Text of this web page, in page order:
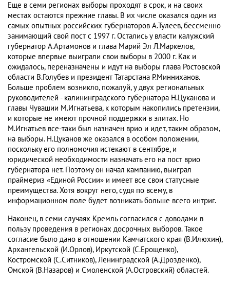
Еще в семи регионах выборы проходят в срок, и на своих
местах остаются прежние главы. В их числе оказался один из
самых опытных российских губернаторов А.Тулеев, бессменно
занимающий свой пост с 1997 г. Остались у власти калужский
губернатор А.Артамонов и глава Марий Эл Л.Маркелов,
которые впервые выиграли свои выборы в 2000 г. Как и
ожидалось, переназначены и идут на выборы глава Ростовской
области В.Голубев и президент Татарстана Р.Минниханов.
Больше проблем возникло, пожалуй, у двух региональных
руководителей - калининградского губернатора Н.Цуканова и
главы Чувашии М.Игнатьева, к которым накопились претензии,
и которые не имеют прочной поддержки в элитах. Но
М.Игнатьев все-таки был назначен врио и идет, таким образом,
на выборы. Н.Цуканов же оказался в особом положении,
поскольку его полномочия истекают в сентябре, и
юридической необходимости назначать его на пост врио
губернатора нет. Поэтому он начал кампанию, выиграл
праймериз «Единой России» и имеет все свои статусные
преимущества. Хотя вокруг него, судя по всему, в
информационном поле будет возникать больше всего интриг.
Наконец, в семи случаях Кремль согласился с доводами в
пользу проведения в регионах досрочных выборов. Такое
согласие было дано в отношении Камчатского края (В.Илюхин),
Архангельской (И.Орлов), Иркутской (С.Ерощенко),
Костромской (С.Ситников), Ленинградской (А.Дрозденко),
Омской (В.Назаров) и Смоленской (А.Островский) областей.